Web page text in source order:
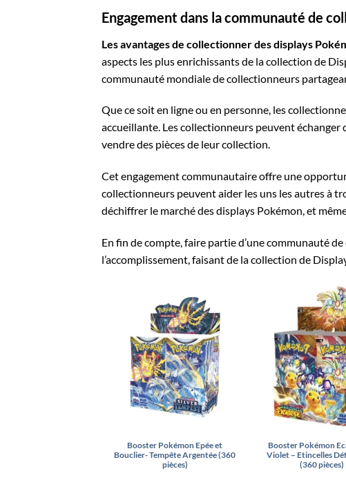
Engagement dans la communauté de
Les avantages de collectionner des displays
aspects les plus enrichissants de la collection de
communauté mondiale de collectionneurs
Que ce soit en ligne ou en personne, les
accueillante. Les collectionneurs peuvent
vendre des pièces de leur collection.
Cet engagement communautaire offre une
collectionneurs peuvent aider les uns les autres à
déchiffrer le marché des displays Pokémon, et
En fin de compte, faire partie d’une communauté
l’accomplissement, faisant de la collection de
Booster Pokémon Epée et
Bouclier- Tempête Argentée (360
pièces)
Booster Pokémon
Violet – Etincelles
(360 pièces)